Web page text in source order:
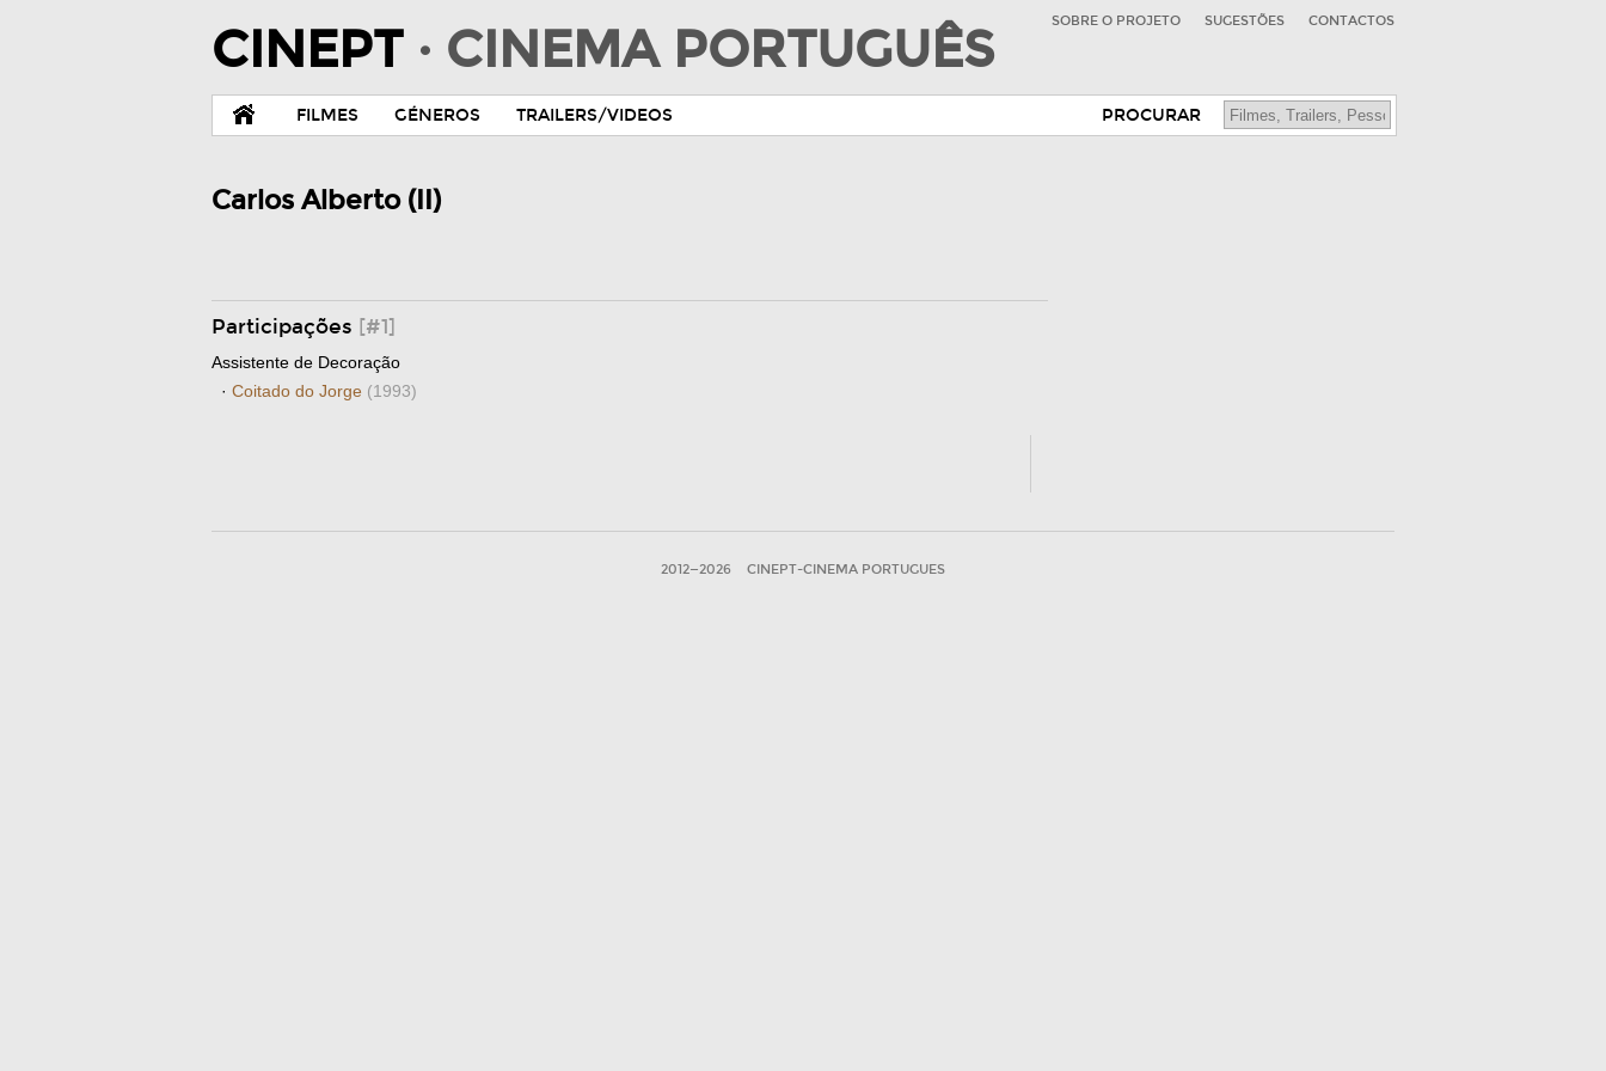
CINEPT · CINEMA PORTUGUÊS SOBRE O PROJETO SUGESTÕES CONTACTOS
FILMES GÉNEROS TRAILERS/VIDEOS PROCURAR
Carlos Alberto (II)
Participações [#1]
Assistente de Decoração
· Coitado do Jorge (1993)
2012—2026 CINEPT-CINEMA PORTUGUES